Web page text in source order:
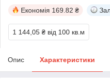
Економія 169.82 ₴
1 144,05 ₴ від 100 кв.м
Опис Характеристики